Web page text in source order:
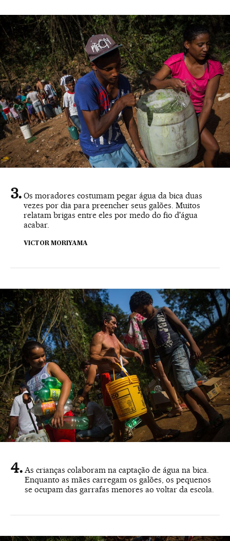
Os moradores costumam pegar água da bica duas
vezes por dia para preencher seus galões. Muitos
relatam brigas entre eles por medo do fio d'água
acabar.
VICTOR MORIYAMA
As crianças colaboram na captação de água na bica.
Enquanto as mães carregam os galões, os pequenos
se ocupam das garrafas menores ao voltar da escola.